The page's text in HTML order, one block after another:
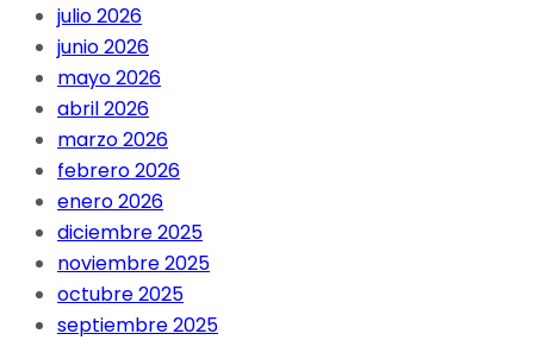
julio 2026
junio 2026
mayo 2026
abril 2026
marzo 2026
febrero 2026
enero 2026
diciembre 2025
noviembre 2025
octubre 2025
septiembre 2025